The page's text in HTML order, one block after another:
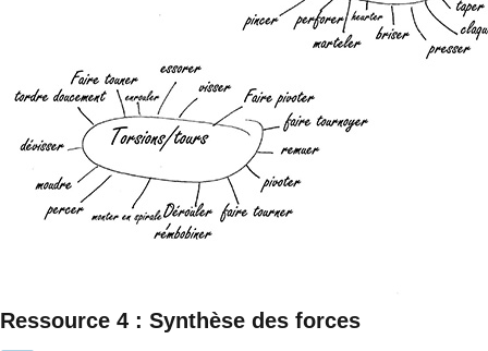
Ressource 4 : Synthèse des forces